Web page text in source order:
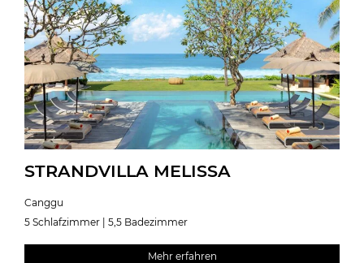
STRANDVILLA MELISSA
Canggu
5 Schlafzimmer | 5,5 Badezimmer
Mehr erfahren